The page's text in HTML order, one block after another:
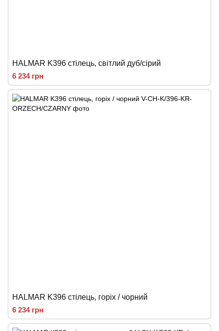
HALMAR K396 стілець, світлий дуб/сірий
6 234 грн
HALMAR K396 стілець, горіх / чорний
6 234 грн